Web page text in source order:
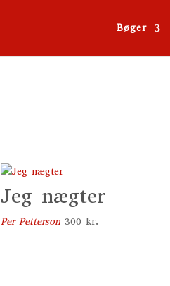
Bøger
Jeg nægter
Per Petterson 300 kr.